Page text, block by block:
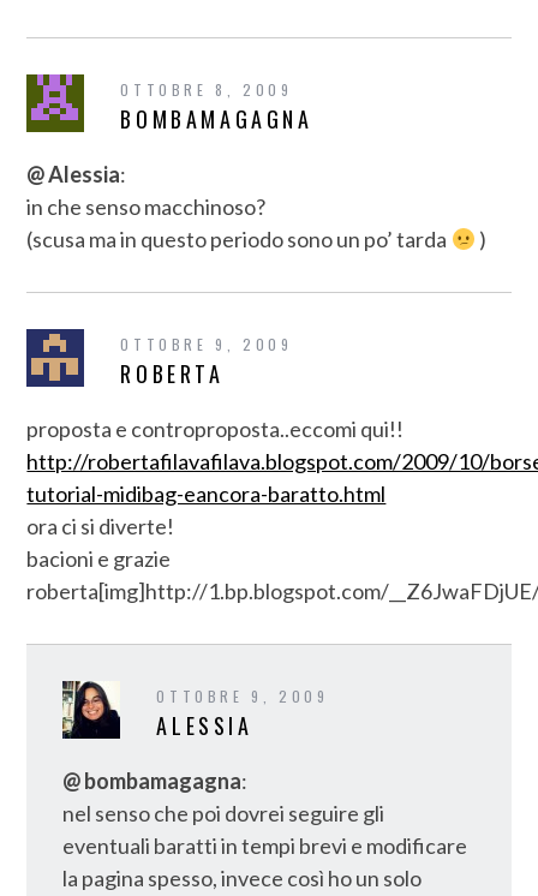
OTTOBRE 8, 2009
BOMBAMAGAGNA
@ Alessia:
in che senso macchinoso?
(scusa ma in questo periodo sono un po’ tarda
)
OTTOBRE 9, 2009
ROBERTA
proposta e controproposta..eccomi qui!!
http://robertafilavafilava.blogspot.com/2009/10/
tutorial-midibag-eancora-baratto.html
ora ci si diverte!
bacioni e grazie
roberta[img]http://1.bp.blogspot.com/
OTTOBRE 9, 2009
ALESSIA
@ bombamagagna:
nel senso che poi dovrei seguire gli
eventuali baratti in tempi brevi e modificare
la pagina spesso, invece così ho un solo